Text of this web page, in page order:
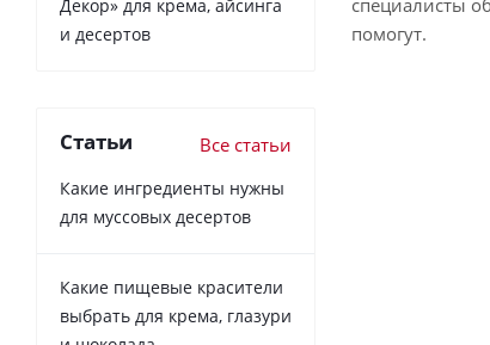
специалисты
помогут.
Декор» для крема, айсинга
и десертов
Статьи Все статьи
Какие ингредиенты нужны
для муссовых десертов
Какие пищевые красители
выбрать для крема, глазури